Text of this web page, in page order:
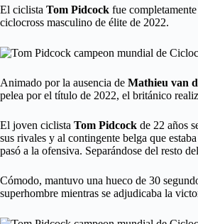
El ciclista Tom Pidcock fue
ciclocross masculino de élite de 2022.
Animado por la ausencia de Mathieu van
pelea por el título de 2022, el británico
El joven ciclista Tom Pidcock de 22 años
sus rivales y al contingente belga que
pasó a la ofensiva. Separándose del resto
Cómodo, mantuvo una hueco de 30
superhombre mientras se adjudicaba la